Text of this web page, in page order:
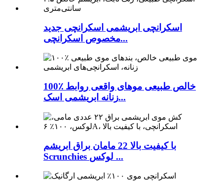
اسکرانچی ابریشمی اسکرانچی جدید
مخصوص اسکرانچی...
100٪ خالص طبیعی موهای واقعی روابط
زنانه ابریشمی اسک...
با کیفیت بالا 22 مامان براق ابریشم
Scrunchies لوکس ...